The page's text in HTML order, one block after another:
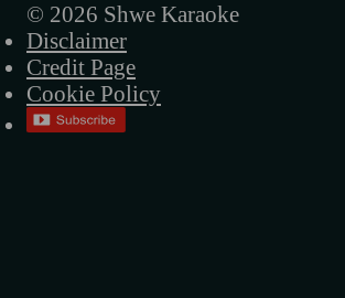
© 2026 Shwe Karaoke
Disclaimer
Credit Page
Cookie Policy